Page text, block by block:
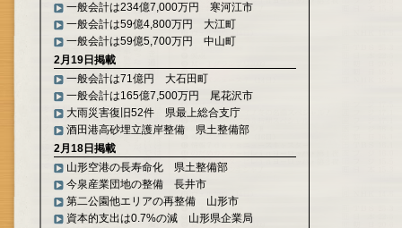
一般会計は234億7,000万円 寒河江市
一般会計は59億4,800万円 大江町
一般会計は59億5,700万円 中山町
2月19日掲載
一般会計は71億円 大石田町
一般会計は165億7,500万円 尾花沢市
大雨災害復旧52件 県最上総合支庁
酒田港高砂埋立護岸整備 県土整備部
2月18日掲載
山形空港の長寿命化 県土整備部
今泉産業団地の整備 長井市
第二公園他エリアの再整備 山形市
資本的支出は0.7%の減 山形県企業局